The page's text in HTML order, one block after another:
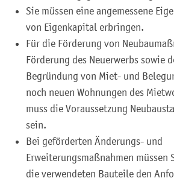
Sie müssen eine angemessene
von Eigenkapital erbringen.
Für die Förderung von
Förderung des Neuerwerbs sowie
Begründung von Miet- und
noch neuen Wohnungen des
muss die Voraussetzung
sein.
Bei geförderten Änderungs- und
Erweiterungsmaßnahmen müssen
die verwendeten Bauteile den